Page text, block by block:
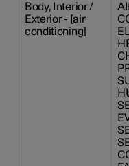
Body, Interior /
Exterior - [air
conditioning]